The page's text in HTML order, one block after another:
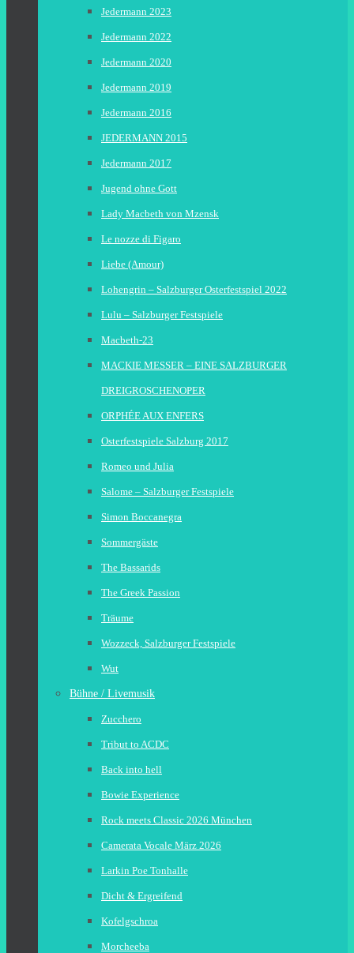
Jedermann 2023
Jedermann 2022
Jedermann 2020
Jedermann 2019
Jedermann 2016
JEDERMANN 2015
Jedermann 2017
Jugend ohne Gott
Lady Macbeth von Mzensk
Le nozze di Figaro
Liebe (Amour)
Lohengrin – Salzburger Osterfestspiel 2022
Lulu – Salzburger Festspiele
Macbeth-23
MACKIE MESSER – EINE SALZBURGER
DREIGROSCHENOPER
ORPHÉE AUX ENFERS
Osterfestspiele Salzburg 2017
Romeo und Julia
Salome – Salzburger Festspiele
Simon Boccanegra
Sommergäste
The Bassarids
The Greek Passion
Träume
Wozzeck, Salzburger Festspiele
Wut
Bühne / Livemusik
Zucchero
Tribut to ACDC
Back into hell
Bowie Experience
Rock meets Classic 2026 München
Camerata Vocale März 2026
Larkin Poe Tonhalle
Dicht & Ergreifend
Kofelgschroa
Morcheeba